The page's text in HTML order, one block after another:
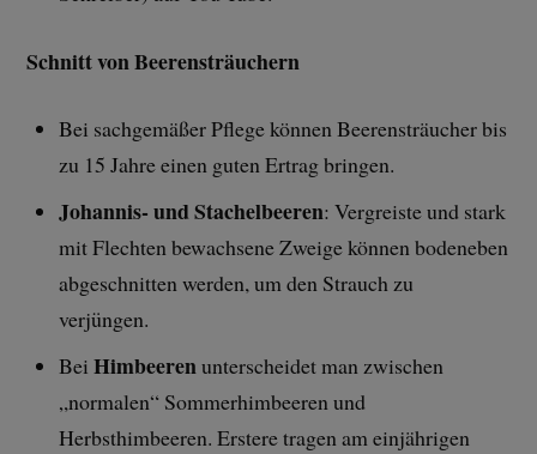
Schnitt von Beerensträuchern
Bei sachgemäßer Pflege können Beerensträucher bis
zu 15 Jahre einen guten Ertrag bringen.
Johannis- und Stachelbeeren: Vergreiste und stark
mit Flechten bewachsene Zweige können bodeneben
abgeschnitten werden, um den Strauch zu
verjüngen.
BeiHimbeerenunterscheidet man zwischen
„normalen“ Sommerhimbeeren und
Herbsthimbeeren. Erstere tragen am einjährigen